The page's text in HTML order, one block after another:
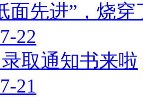
面先进”，烧
22
取通知书来啦
21